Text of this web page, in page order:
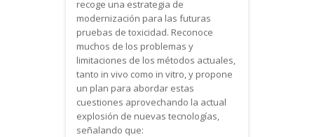
recoge una estrategia de
modernización para las futuras
pruebas de toxicidad. Reconoce
muchos de los problemas y
limitaciones de los métodos actuales,
tanto in vivo como in vitro, y propone
un plan para abordar estas
cuestiones aprovechando la actual
explosión de nuevas tecnologías,
señalando que: